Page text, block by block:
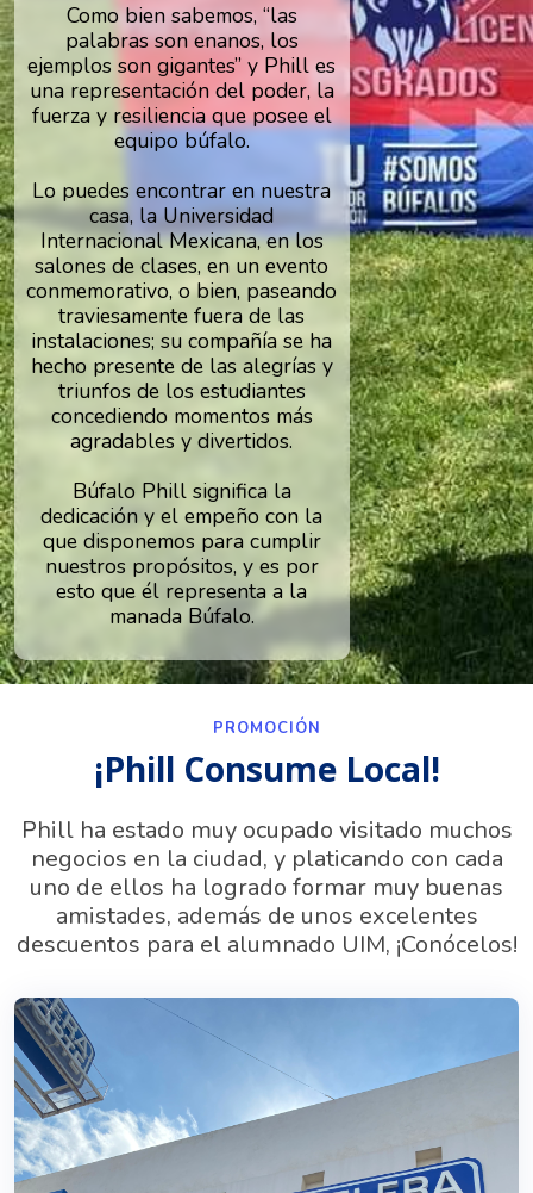
Como bien sabemos, “las
palabras son enanos, los
ejemplos son gigantes” y Phill es
una representación del poder, la
fuerza y resiliencia que posee el
equipo búfalo.
Lo puedes encontrar en nuestra
casa, la Universidad
Internacional Mexicana, en los
salones de clases, en un evento
conmemorativo, o bien, paseando
traviesamente fuera de las
instalaciones; su compañía se ha
hecho presente de las alegrías y
triunfos de los estudiantes
concediendo momentos más
agradables y divertidos.
Búfalo Phill significa la
dedicación y el empeño con la
que disponemos para cumplir
nuestros propósitos, y es por
esto que él representa a la
manada Búfalo.
PROMOCIÓN
¡Phill Consume Local!
Phill ha estado muy ocupado visitado muchos
negocios en la ciudad, y platicando con cada
uno de ellos ha logrado formar muy buenas
amistades, además de unos excelentes
descuentos para el alumnado UIM, ¡Conócelos!